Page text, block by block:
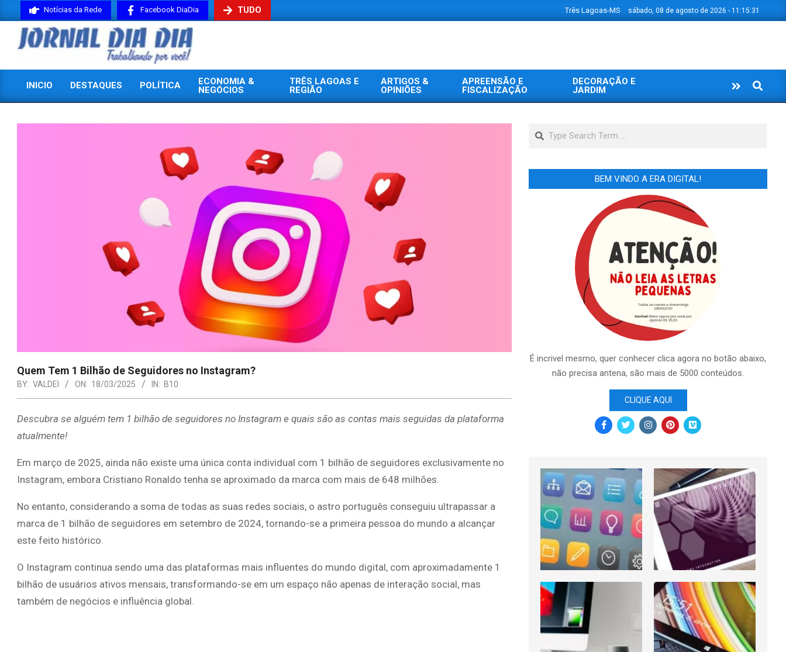
to
content
Notícias da Rede Facebook DiaDia TUDO Três Lagoas-MS sábado, 08 de agosto de 2026 - 11:15:31
JORNAL
DIADIA
Menu
INICIO DESTAQUES POLÍTICA
ECONOMIA &
NEGÓCIOS
TRÊS LAGOAS E
REGIÃO
ARTIGOS &
OPINIÕES
APREENSÃO E
FISCALIZAÇÃO
DECORAÇÃO E
JARDIM
Search
Quem Tem 1 Bilhão de Seguidores no Instagram?
BY: VALDEI ON: 18/03/2025 IN: B10
Descubra se alguém tem 1 bilhão de seguidores no Instagram e quais são as contas mais seguidas da plataforma
atualmente!
Em março de 2025, ainda não existe uma única conta individual com 1 bilhão de seguidores exclusivamente no
Instagram, embora Cristiano Ronaldo tenha se aproximado da marca com mais de 648 milhões.
No entanto, considerando a soma de todas as suas redes sociais, o astro português conseguiu ultrapassar a
marca de 1 bilhão de seguidores em setembro de 2024, tornando-se a primeira pessoa do mundo a alcançar
este feito histórico.
O Instagram continua sendo uma das plataformas mais influentes do mundo digital, com aproximadamente 1
bilhão de usuários ativos mensais, transformando-se em um espaço não apenas de interação social, mas
também de negócios e influência global.
Search
BEM VINDO A ERA DIGITAL!
É incrivel mesmo, quer conhecer clica agora no botão abaixo,
não precisa antena, são mais de 5000 conteúdos.
CLIQUE AQUI